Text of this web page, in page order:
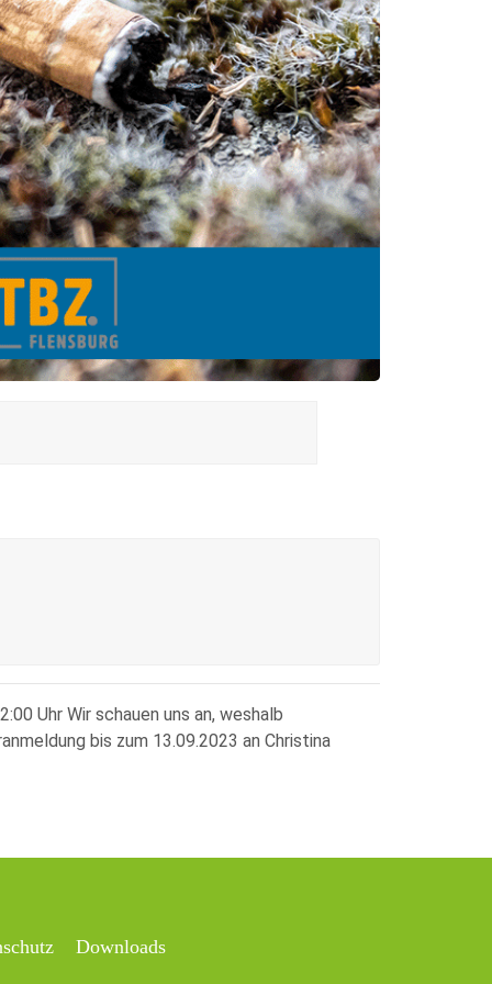
Uhr Wir schauen uns an, weshalb
bis zum 13.09.2023 an Christina
Downloads